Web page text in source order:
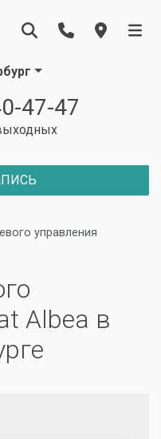
47-47
управления
Albea в